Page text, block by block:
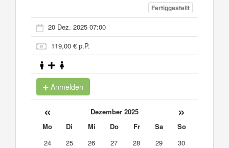
Fertiggestellt
20 Dez. 2025 07:00
119,00 € p.P.
Anmelden
« Dezember 2025 »
Mo Di Mi Do Fr Sa
So
24
25 26 27 28 29
30